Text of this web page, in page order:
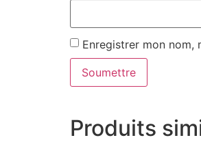
Enregistrer mon nom,
Produits